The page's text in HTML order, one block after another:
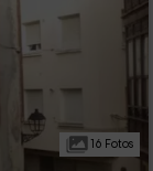
16 Fotos